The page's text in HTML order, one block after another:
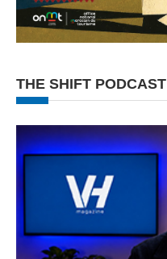
THE SHIFT PODCAST